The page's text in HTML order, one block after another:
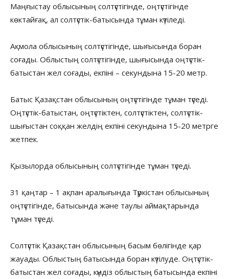
Маңғыстау облысының солтүстігінде, оңтүстігінде
көктайғақ, ал солтүстік-батысында тұман күтіледі.
Ақмола облысының солтүстігінде, шығысында боран
соғады. Облыстың солтүстігінде, шығысында оңтүстік-
батыстан жел соғады, екпіні – секундына 15-20 метр.
Батыс Қазақстан облысының оңтүстігінде тұман түседі.
Оңтүстік-батыстан, оңтүстіктен, солтүстіктен, солтүстік-
шығыстан соққан желдің екпіні секундына 15-20 метрге
жетпек.
Қызылорда облысының солтүстігінде тұман түседі.
31 қаңтар – 1 ақпан аралығында Түркістан облысының
оңтүстігінде, батысында және таулы аймақтарында
тұман түседі.
Солтүстік Қазақстан облысының басым бөлігінде қар
жауады. Облыстың батысында боран күтілуде. Оңтүстік-
батыстан жел соғады, күндіз облыстың батысында екпіні